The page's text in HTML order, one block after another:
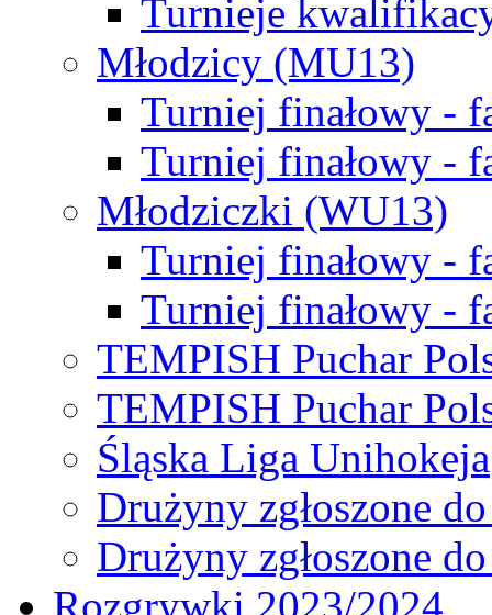
Turnieje
Młodzicy (MU13)
Turniej finałowy -
Turniej finałowy -
Młodziczki (WU13)
Turniej finałowy -
Turniej finałowy -
TEMPISH Puchar
TEMPISH Puchar
Śląska Liga Unihokeja
Drużyny zgłoszone
Drużyny zgłoszone
Rozgrywki 2023/2024